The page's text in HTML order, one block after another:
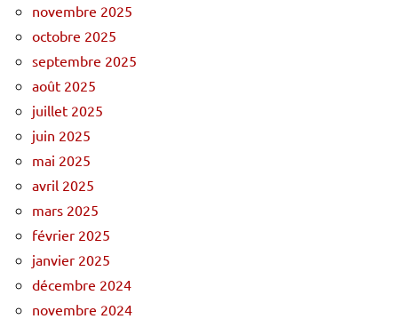
novembre 2025
octobre 2025
septembre 2025
août 2025
juillet 2025
juin 2025
mai 2025
avril 2025
mars 2025
février 2025
janvier 2025
décembre 2024
novembre 2024